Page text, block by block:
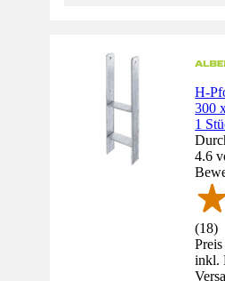
H-
300
1
4.6
(18)
inkl.